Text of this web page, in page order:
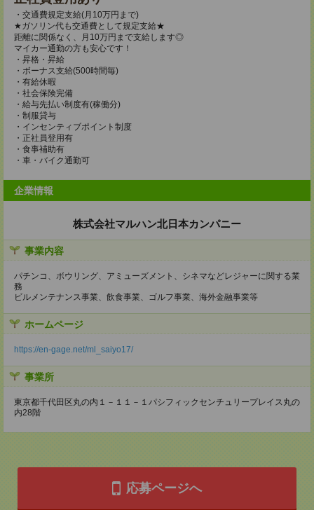
・交通費規定支給(月10万円まで)
★ガソリン代も交通費として規定支給★
距離に関係なく、月10万円まで支給します◎
マイカー通勤の方も安心です！
・昇格・昇給
・ボーナス支給(500時間毎)
・有給休暇
・社会保険完備
・給与先払い制度有(稼働分)
・制服貸与
・インセンティブポイント制度
・正社員登用有
・食事補助有
・車・バイク通勤可
企業情報
株式会社マルハン北日本カンパニー
事業内容
パチンコ、ボウリング、アミューズメント、シネマなどレジャーに関する業
務
ビルメンテナンス事業、飲食事業、ゴルフ事業、海外金融事業等
ホームページ
https://en-gage.net/ml_saiyo17/
事業所
東京都千代田区丸の内１－１１－１パシフィックセンチュリープレイス丸の
内28階
応募ページへ